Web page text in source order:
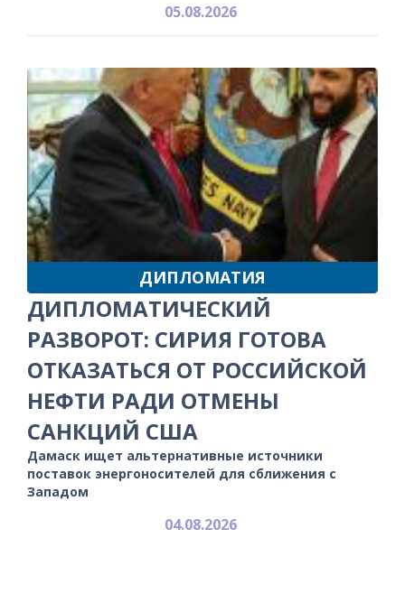
05.08.2026
ДИПЛОМАТИЯ
ДИПЛОМАТИЧЕСКИЙ
РАЗВОРОТ: СИРИЯ ГОТОВА
ОТКАЗАТЬСЯ ОТ РОССИЙСКОЙ
НЕФТИ РАДИ ОТМЕНЫ
САНКЦИЙ США
Дамаск ищет альтернативные источники
поставок энергоносителей для сближения с
Западом
04.08.2026